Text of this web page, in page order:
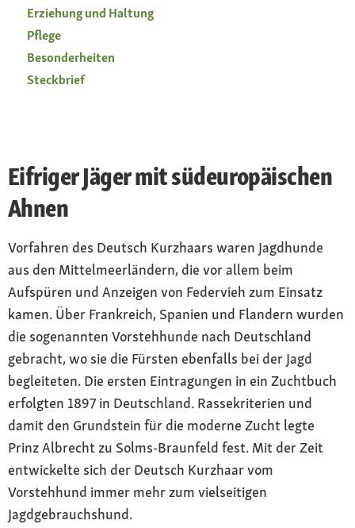
Erziehung und Haltung
Pflege
Besonderheiten
Steckbrief
Eifriger Jäger mit südeuropäischen
Ahnen
Vorfahren des Deutsch Kurzhaars waren Jagdhunde
aus den Mittelmeerländern, die vor allem beim
Aufspüren und Anzeigen von Federvieh zum Einsatz
kamen. Über Frankreich, Spanien und Flandern wurden
die sogenannten Vorstehhunde nach Deutschland
gebracht, wo sie die Fürsten ebenfalls bei der Jagd
begleiteten. Die ersten Eintragungen in ein Zuchtbuch
erfolgten 1897 in Deutschland. Rassekriterien und
damit den Grundstein für die moderne Zucht legte
Prinz Albrecht zu Solms-Braunfeld fest. Mit der Zeit
entwickelte sich der Deutsch Kurzhaar vom
Vorstehhund immer mehr zum vielseitigen
Jagdgebrauchshund.